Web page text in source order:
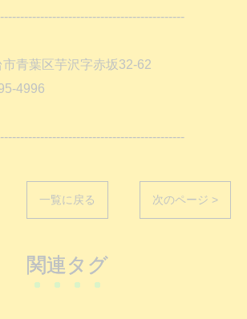
青葉区芋沢字赤坂32-62
4996
一覧に戻る 次のページ >
関連タグ